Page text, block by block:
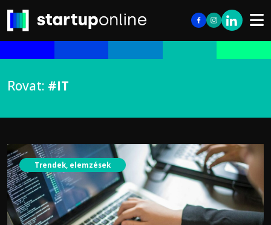
Rovat: #IT
Trendek, elemzések